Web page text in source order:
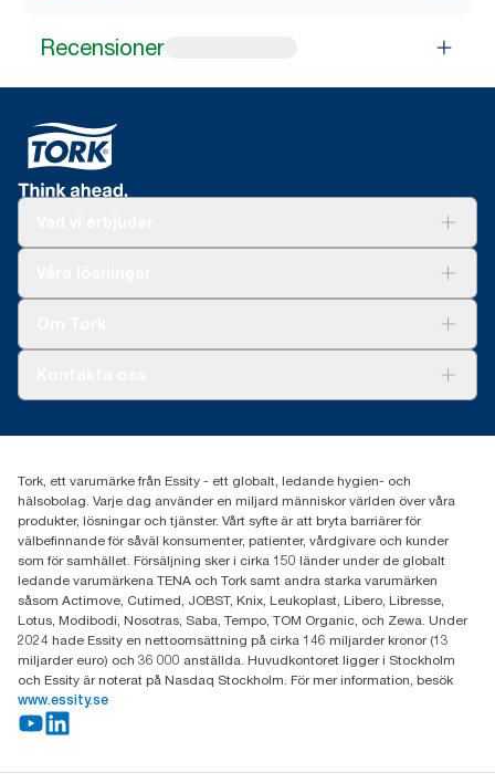
Recensioner
031-746 17 00
Tork, ett varumärke från Essity - ett globalt, ledande hygien- och
hälsobolag. Varje dag använder en miljard människor världen över våra
produkter, lösningar och tjänster. Vårt syfte är att bryta barriärer för
välbefinnande för såväl konsumenter, patienter, vårdgivare och kunder
som för samhället. Försäljning sker i cirka 150 länder under de globalt
ledande varumärkena TENA och Tork samt andra starka varumärken
såsom Actimove, Cutimed, JOBST, Knix, Leukoplast, Libero, Libresse,
Lotus, Modibodi, Nosotras, Saba, Tempo, TOM Organic, och Zewa. Under
2024 hade Essity en nettoomsättning på cirka 146 miljarder kronor (13
miljarder euro) och 36 000 anställda. Huvudkontoret ligger i Stockholm
och Essity är noterat på Nasdaq Stockholm. För mer information, besök
www.essity.se